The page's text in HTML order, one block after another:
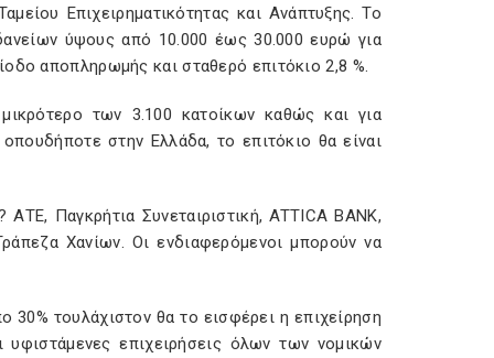
Επιχειρηματικότητας και Ανάπτυξης. Το
ύψους από 10.000 έως 30.000 ευρώ για
αποπληρωμής και σταθερό επιτόκιο 2,8 %.
των 3.100 κατοίκων καθώς και για
στην Ελλάδα, το επιτόκιο θα είναι
Παγκρήτια Συνεταιριστική, ATTICA BANK,
Χανίων. Οι ενδιαφερόμενοι μπορούν να
τουλάχιστον θα το εισφέρει η επιχείρηση
επιχειρήσεις όλων των νομικών